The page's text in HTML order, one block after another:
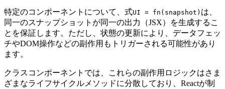
特定のコンポーネントについて、式UI = fn(snapshot) は、
同一のスナップショットが同一の出力（JSX）を生成するこ
とを保証します。ただし、状態の更新により、データフェッ
チやDOM操作などの副作用もトリガーされる可能性があり
ます。
クラスコンポーネントでは、これらの副作用ロジックはさま
ざまなライフサイクルメソッドに分散しており、Reactが制